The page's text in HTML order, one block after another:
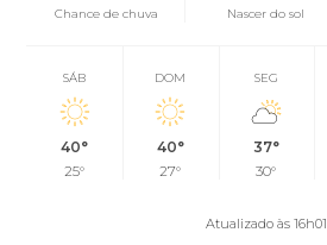
Chance de chuva
Nascer do sol
SÁB
40°
25°
DOM
40°
27°
SEG
37°
30°
Atualizado às 16h01